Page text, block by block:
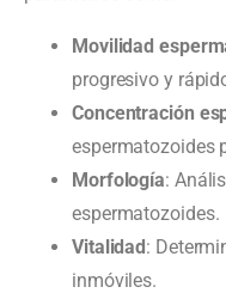
Movilidad
progresivo y
Concentración
espermatozoides
Morfología:
espermatozoides.
Vitalidad:
inmóviles.